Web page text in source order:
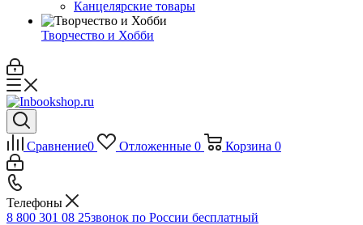
Канцелярские товары
Творчество и Хобби
Сравнение0 Отложенные 0 Корзина 0
Телефоны
8 800 301 08 25звонок по России бесплатный